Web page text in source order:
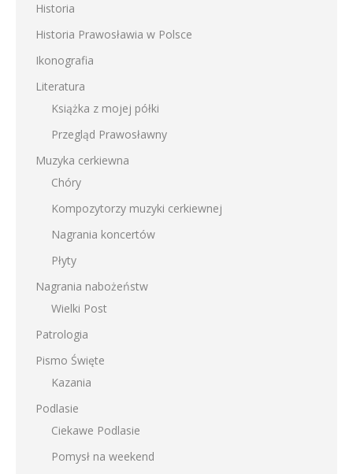
Historia
Historia Prawosławia w Polsce
Ikonografia
Literatura
Książka z mojej półki
Przegląd Prawosławny
Muzyka cerkiewna
Chóry
Kompozytorzy muzyki cerkiewnej
Nagrania koncertów
Płyty
Nagrania nabożeństw
Wielki Post
Patrologia
Pismo Święte
Kazania
Podlasie
Ciekawe Podlasie
Pomysł na weekend